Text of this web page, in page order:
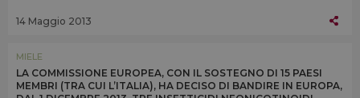
14 Maggio 2013
MIELE
LA COMMISSIONE EUROPEA, CON IL SOSTEGNO DI 15 PAESI
MEMBRI (TRA CUI L’ITALIA), HA DECISO DI BANDIRE IN EUROPA,